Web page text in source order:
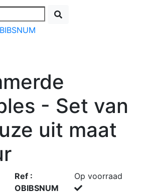
- Set van
uit maat
Ref :
OBIBSNUM
Op voorraad